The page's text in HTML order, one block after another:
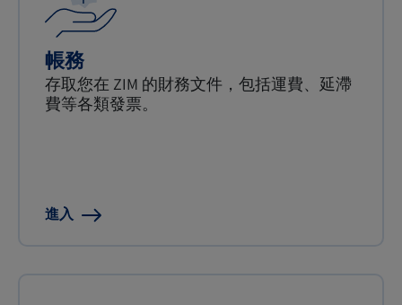
帳務
存取您在 ZIM 的財務文件，包括運費、延滯
費等各類發票。
進入